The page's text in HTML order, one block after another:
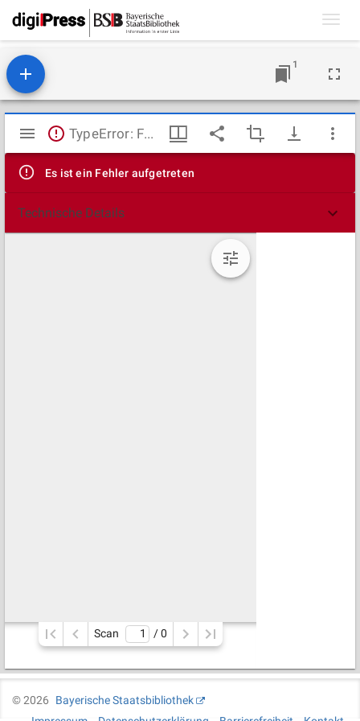
1
Mirador
Viewer
TypeError: Failed to fetch
Es ist ein Fehler aufgetreten
Technische Details
Scan / 0
©2026
Bayerische Staatsbibliothek